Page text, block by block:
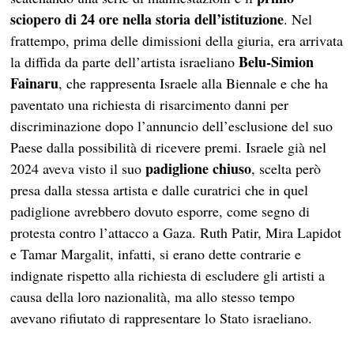
sciopero di 24 ore nella storia dell’istituzione. Nel
frattempo, prima delle dimissioni della giuria, era arrivata
la diffida da parte dell’artista israelianoBelu-Simion
Fainaru, che rappresenta Israele alla Biennale e che ha
paventato una richiesta di risarcimento danni per
discriminazione dopo l’annuncio dell’esclusione del suo
Paese dalla possibilità di ricevere premi. Israele già nel
2024 aveva visto il suopadiglione chiuso, scelta però
presa dalla stessa artista e dalle curatrici che in quel
padiglione avrebbero dovuto esporre, come segno di
protesta contro l’attacco a Gaza. Ruth Patir, Mira Lapidot
e Tamar Margalit, infatti, si erano dette contrarie e
indignate rispetto alla richiesta di escludere gli artisti a
causa della loro nazionalità, ma allo stesso tempo
avevano rifiutato di rappresentare lo Stato israeliano.